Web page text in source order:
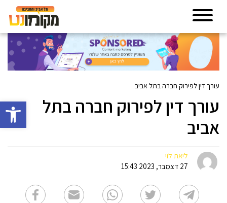
פתח
עורך דין לפירוק חברה בתל אביב
עורך דין לפירוק חברה בתל
אביב
ליאת לוי
27 דצמבר, 2023 15:43